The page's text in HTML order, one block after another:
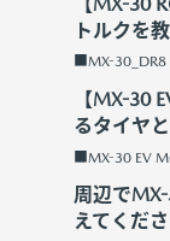
トルクを
■MX-
【MX-30
るタイヤ
■MX-30 EV
周辺で
えてくださ